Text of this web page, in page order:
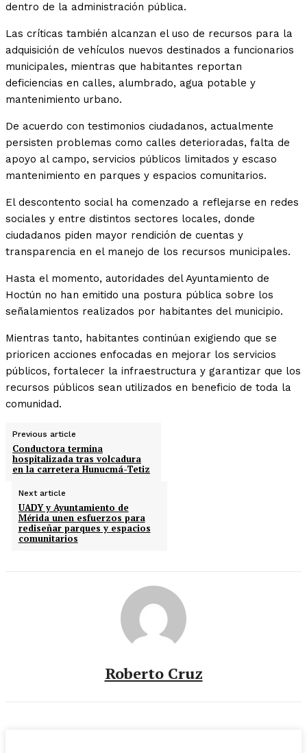
dentro de la administración pública.
Las críticas también alcanzan el uso de recursos para la
adquisición de vehículos nuevos destinados a funcionarios
municipales, mientras que habitantes reportan
deficiencias en calles, alumbrado, agua potable y
mantenimiento urbano.
De acuerdo con testimonios ciudadanos, actualmente
persisten problemas como calles deterioradas, falta de
apoyo al campo, servicios públicos limitados y escaso
mantenimiento en parques y espacios comunitarios.
El descontento social ha comenzado a reflejarse en redes
sociales y entre distintos sectores locales, donde
ciudadanos piden mayor rendición de cuentas y
transparencia en el manejo de los recursos municipales.
Hasta el momento, autoridades del Ayuntamiento de
Hoctún no han emitido una postura pública sobre los
señalamientos realizados por habitantes del municipio.
Mientras tanto, habitantes continúan exigiendo que se
prioricen acciones enfocadas en mejorar los servicios
públicos, fortalecer la infraestructura y garantizar que los
recursos públicos sean utilizados en beneficio de toda la
comunidad.
Previous article
Conductora termina
hospitalizada tras volcadura
en la carretera Hunucmá-Tetiz
Next article
UADY y Ayuntamiento de
Mérida unen esfuerzos para
rediseñar parques y espacios
comunitarios
Roberto Cruz